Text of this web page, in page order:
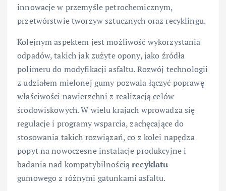
innowacje w przemyśle petrochemicznym,
przetwórstwie tworzyw sztucznych oraz recyklingu.
Kolejnym aspektem jest możliwość wykorzystania
odpadów, takich jak zużyte opony, jako źródła
polimeru do modyfikacji asfaltu. Rozwój technologii
z udziałem mielonej gumy pozwala łączyć poprawę
właściwości nawierzchni z realizacją celów
środowiskowych. W wielu krajach wprowadza się
regulacje i programy wsparcia, zachęcające do
stosowania takich rozwiązań, co z kolei napędza
popyt na nowoczesne instalacje produkcyjne i
badania nad kompatybilnościąrecyklatu
gumowego z różnymi gatunkami asfaltu.